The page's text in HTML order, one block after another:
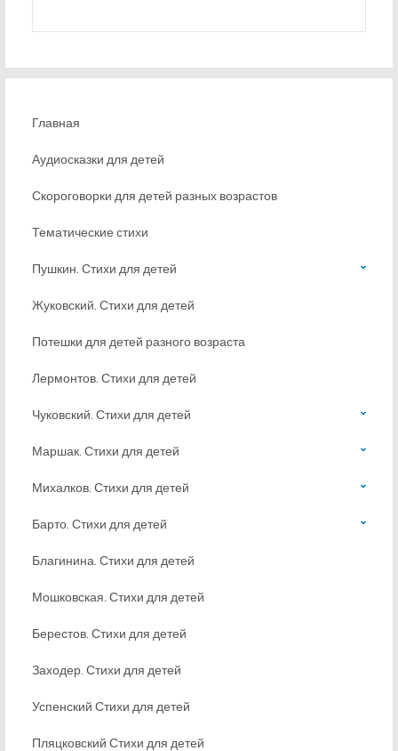
Главная
Аудиосказки для детей
Скороговорки для детей разных возрастов
Тематические стихи
Пушкин. Стихи для детей
Жуковский. Стихи для детей
Потешки для детей разного возраста
Лермонтов. Стихи для детей
Чуковский. Стихи для детей
Маршак. Стихи для детей
Михалков. Стихи для детей
Барто. Стихи для детей
Благинина. Стихи для детей
Мошковская. Стихи для детей
Берестов. Стихи для детей
Заходер. Стихи для детей
Успенский Стихи для детей
Пляцковский Стихи для детей